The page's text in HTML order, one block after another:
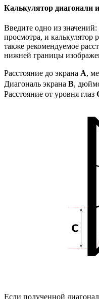
Калькулятор диагонали
Введите одно из
просмотра, и калькулятор
также рекомендуемое
нижней границы
Расстояние до экрана A,
Диагональ экрана B,
Расстояние от уровня глаз
Если полученной